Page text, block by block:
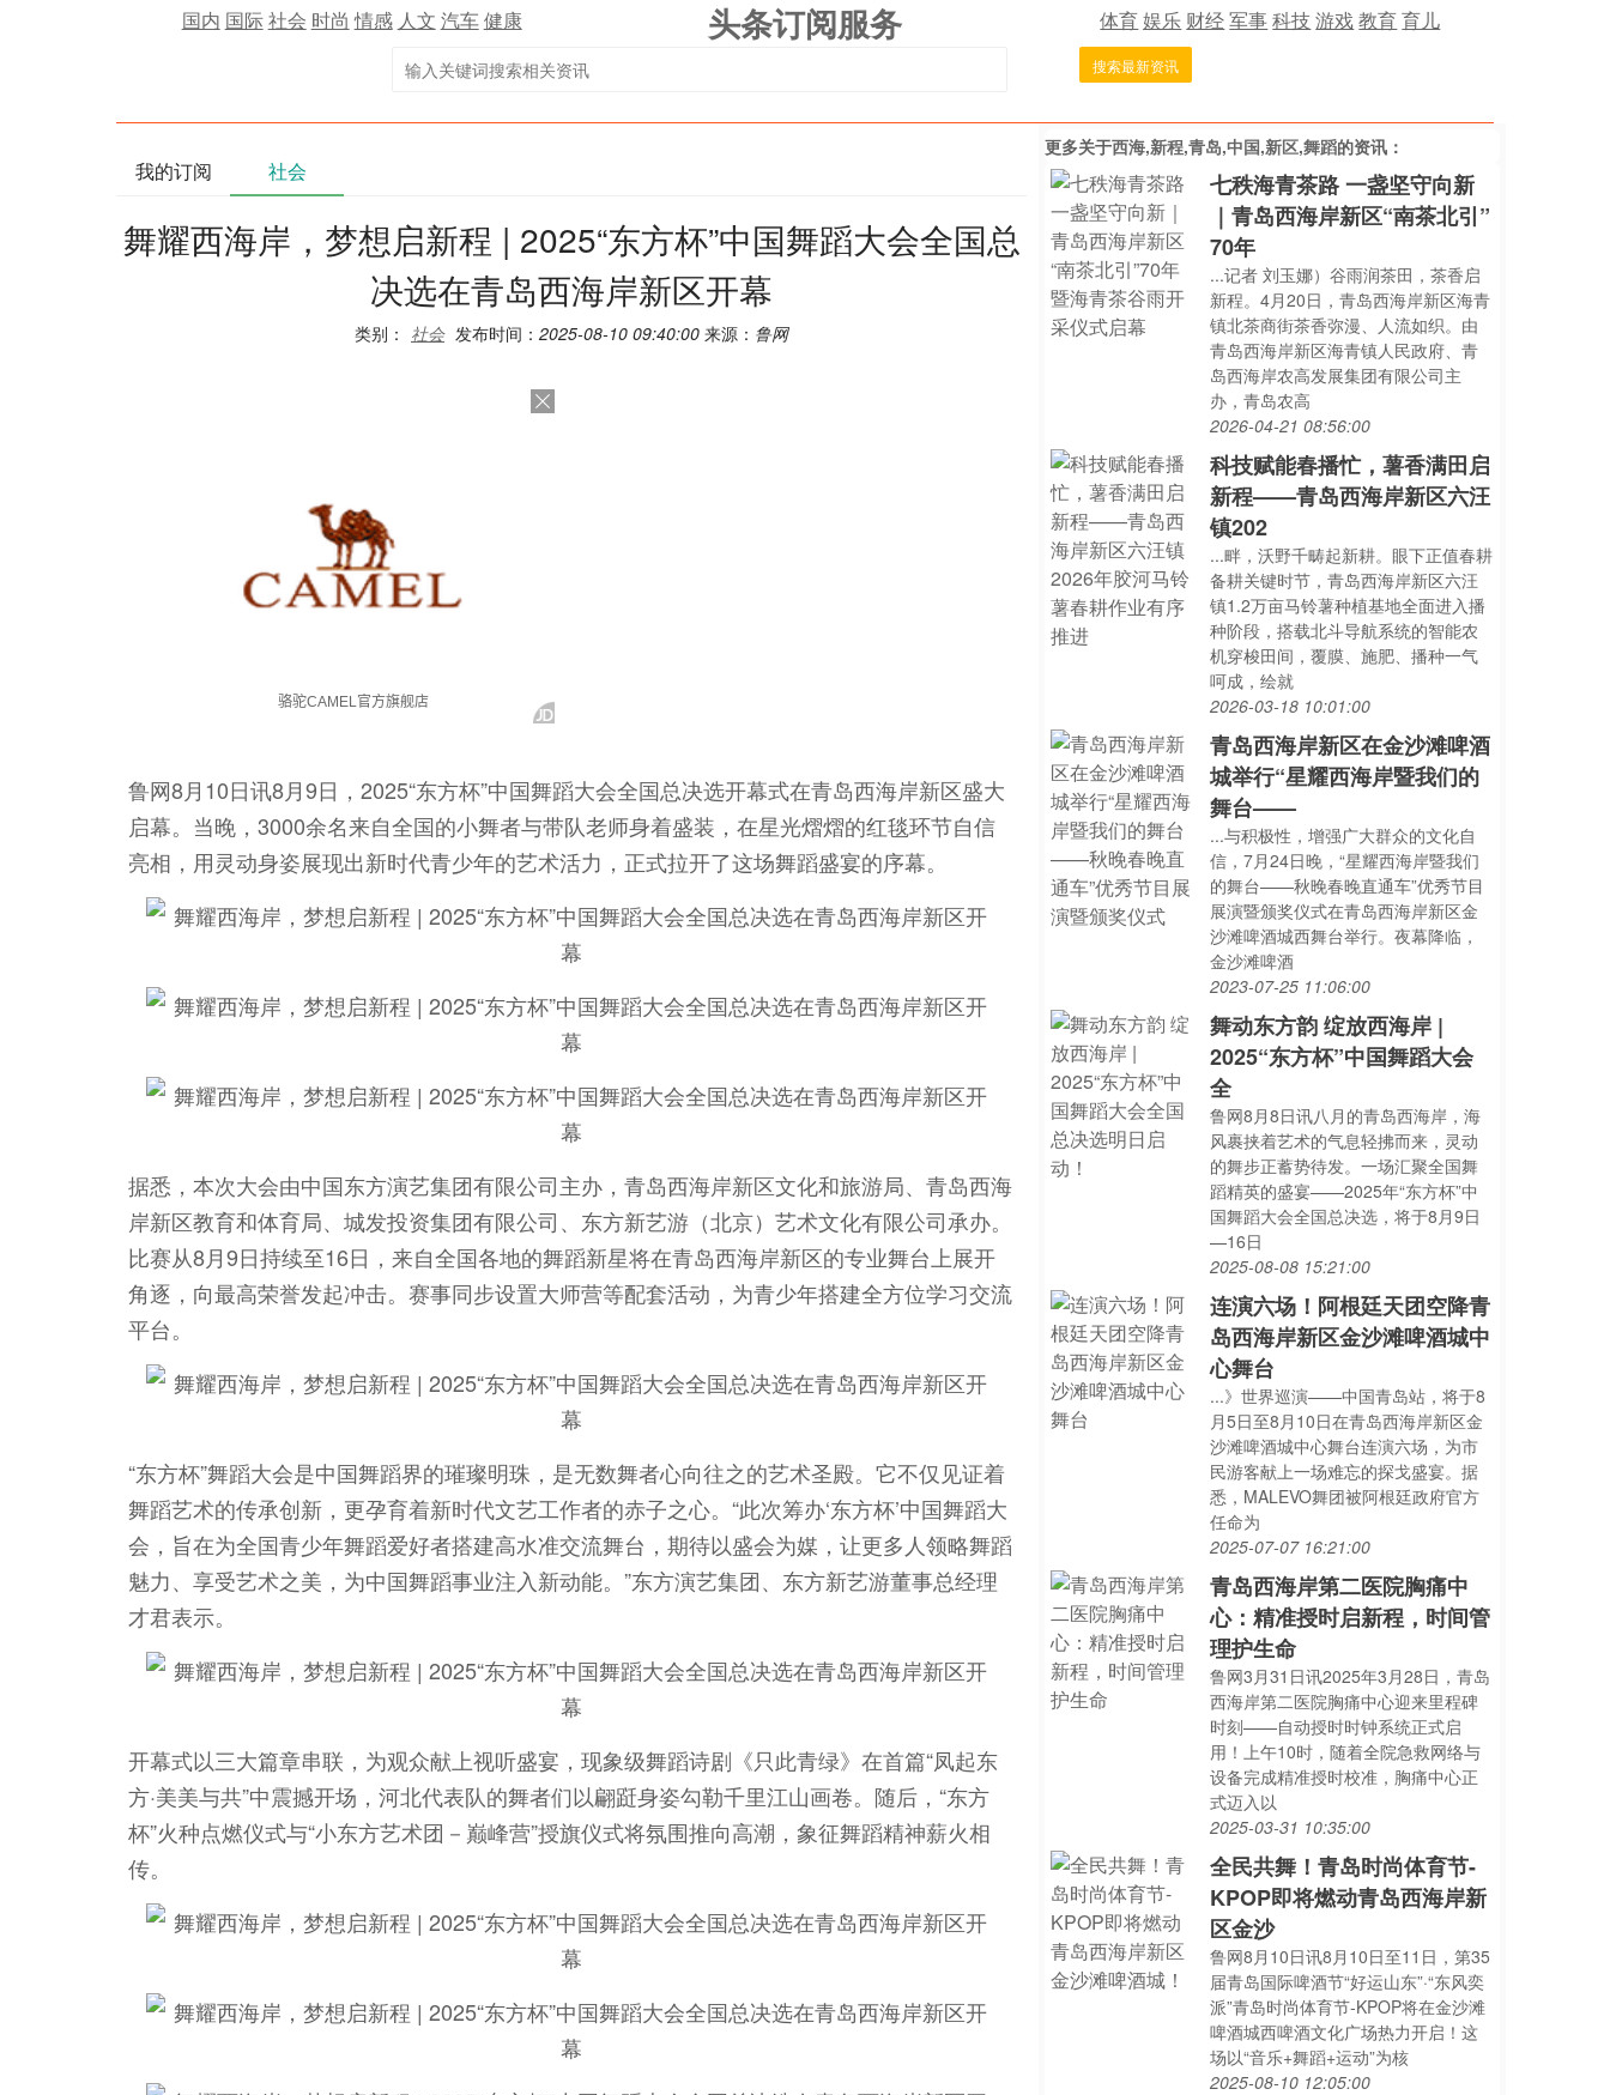
国内 国际社会 时尚 情感 人文 汽车健康 头条订阅服务 体育娱乐 财经军事科技游戏教育育儿
搜索最新资讯
我的订阅 社会
舞耀西海岸，梦想启新程 | 2025“东方杯”中国舞蹈大会全国总
决选在青岛西海岸新区开幕
类别： 社会 发布时间： 2025-08-10 09:40:00 来源： 鲁网
鲁网8月10日讯8月9日，2025“东方杯”中国舞蹈大会全国总决选开幕式在青岛西海岸新区盛大
启幕。当晚，3000余名来自全国的小舞者与带队老师身着盛装，在星光熠熠的红毯环节自信
亮相，用灵动身姿展现出新时代青少年的艺术活力，正式拉开了这场舞蹈盛宴的序幕。
据悉，本次大会由中国东方演艺集团有限公司主办，青岛西海岸新区文化和旅游局、青岛西海
岸新区教育和体育局、城发投资集团有限公司、东方新艺游（北京）艺术文化有限公司承办。
比赛从8月9日持续至16日，来自全国各地的舞蹈新星将在青岛西海岸新区的专业舞台上展开
角逐，向最高荣誉发起冲击。赛事同步设置大师营等配套活动，为青少年搭建全方位学习交流
平台。
“东方杯”舞蹈大会是中国舞蹈界的璀璨明珠，是无数舞者心向往之的艺术圣殿。它不仅见证着
舞蹈艺术的传承创新，更孕育着新时代文艺工作者的赤子之心。“此次筹办‘东方杯’中国舞蹈大
会，旨在为全国青少年舞蹈爱好者搭建高水准交流舞台，期待以盛会为媒，让更多人领略舞蹈
魅力、享受艺术之美，为中国舞蹈事业注入新动能。”东方演艺集团、东方新艺游董事总经理
才君表示。
开幕式以三大篇章串联，为观众献上视听盛宴，现象级舞蹈诗剧《只此青绿》在首篇“凤起东
方·美美与共”中震撼开场，河北代表队的舞者们以翩跹身姿勾勒千里江山画卷。随后，“东方
杯”火种点燃仪式与“小东方艺术团－巅峰营”授旗仪式将氛围推向高潮，象征舞蹈精神薪火相
传。
更多关于西海,新程,青岛,中国,新区,舞蹈的资讯：
七秩海青茶路 一盏坚守向新
｜青岛西海岸新区“南茶北引”
70年
...记者 刘玉娜）谷雨润茶田，茶香启
新程。4月20日，青岛西海岸新区海青
镇北茶商街茶香弥漫、人流如织。由
青岛西海岸新区海青镇人民政府、青
岛西海岸农高发展集团有限公司主
办，青岛农高
2026-04-21 08:56:00
科技赋能春播忙，薯香满田启
新程——青岛西海岸新区六汪
镇202
...畔，沃野千畴起新耕。眼下正值春耕
备耕关键时节，青岛西海岸新区六汪
镇1.2万亩马铃薯种植基地全面进入播
种阶段，搭载北斗导航系统的智能农
机穿梭田间，覆膜、施肥、播种一气
呵成，绘就
2026-03-18 10:01:00
青岛西海岸新区在金沙滩啤酒
城举行“星耀西海岸暨我们的
舞台——
...与积极性，增强广大群众的文化自
信，7月24日晚，“星耀西海岸暨我们
的舞台——秋晚春晚直通车”优秀节目
展演暨颁奖仪式在青岛西海岸新区金
沙滩啤酒城西舞台举行。夜幕降临，
金沙滩啤酒
2023-07-25 11:06:00
舞动东方韵 绽放西海岸 |
2025“东方杯”中国舞蹈大会
全
鲁网8月8日讯八月的青岛西海岸，海
风裹挟着艺术的气息轻拂而来，灵动
的舞步正蓄势待发。一场汇聚全国舞
蹈精英的盛宴——2025年“东方杯”中
国舞蹈大会全国总决选，将于8月9日
—16日
2025-08-08 15:21:00
连演六场！阿根廷天团空降青
岛西海岸新区金沙滩啤酒城中
心舞台
...》世界巡演——中国青岛站，将于8
月5日至8月10日在青岛西海岸新区金
沙滩啤酒城中心舞台连演六场，为市
民游客献上一场难忘的探戈盛宴。据
悉，MALEVO舞团被阿根廷政府官方
任命为
2025-07-07 16:21:00
青岛西海岸第二医院胸痛中
心：精准授时启新程，时间管
理护生命
鲁网3月31日讯2025年3月28日，青岛
西海岸第二医院胸痛中心迎来里程碑
时刻——自动授时时钟系统正式启
用！上午10时，随着全院急救网络与
设备完成精准授时校准，胸痛中心正
式迈入以
2025-03-31 10:35:00
全民共舞！青岛时尚体育节-
KPOP即将燃动青岛西海岸新
区金沙
鲁网8月10日讯8月10日至11日，第35
届青岛国际啤酒节“好运山东”·“东风奕
派”青岛时尚体育节-KPOP将在金沙滩
啤酒城西啤酒文化广场热力开启！这
场以“音乐+舞蹈+运动”为核
2025-08-10 12:05:00